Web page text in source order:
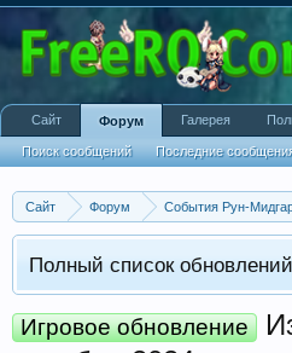
Сайт Форум События Рун-
Полный список
Игровое обновление
Сайт Форум
Поиск сообщений Последние
Галерея